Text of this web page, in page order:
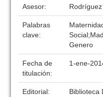
Asesor:
Palabras
clave:
Genero
Fecha de
titulación:
1-ene-
Editorial:
Biblioteca